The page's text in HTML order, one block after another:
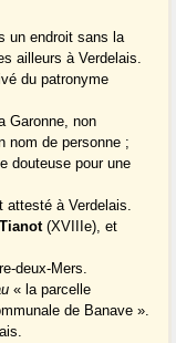
un endroit sans la
ailleurs à Verdelais.
du patronyme
Garonne, non
nom de personne ;
douteuse pour une
attesté à Verdelais.
(XVIIIe), et
deux-Mers.
« la parcelle
de Banave ».